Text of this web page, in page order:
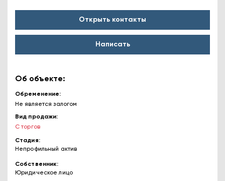
Открыть контакты
Написать
Об объекте:
Обременение
Не является залогом
Вид продажи
С торгов
Стадия
Непрофильный актив
Собственник
Юридическое лицо